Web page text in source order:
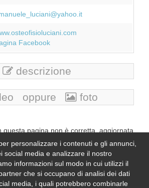
Facebook
descrizione
oppure foto
questa pagina non è corretta, aggiornata
nota
. Grazie!
not represent the above
send any inquiry or complaint directly to
us CVs or applications!
personalizzare i contenuti e gli annunci,
social media e analizzare il nostro
informazioni sul modo in cui utilizzi il
che si occupano di analisi dei dati
media, i quali potrebbero combinarle